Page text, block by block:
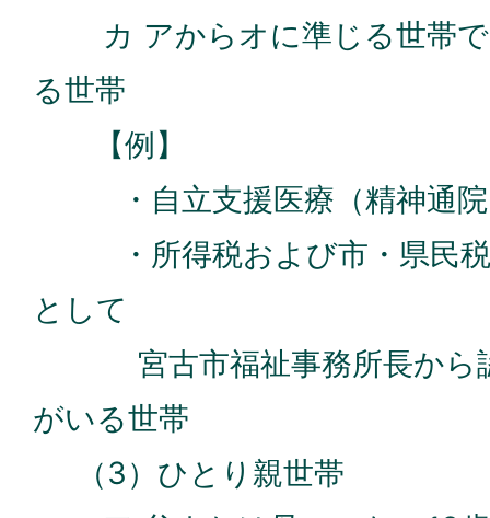
カ アからオに準じる世帯で
る世帯
【例】
・自立支援医療（精神通院
・所得税および市・県民税
として
宮古市福祉事務所長から認
がいる世帯
（3）ひとり親世帯